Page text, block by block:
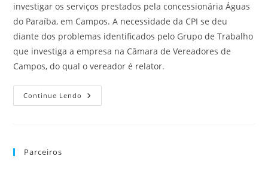
investigar os serviços prestados pela concessionária Águas
do Paraíba, em Campos. A necessidade da CPI se deu
diante dos problemas identificados pelo Grupo de Trabalho
que investiga a empresa na Câmara de Vereadores de
Campos, do qual o vereador é relator.
Continue Lendo
Parceiros